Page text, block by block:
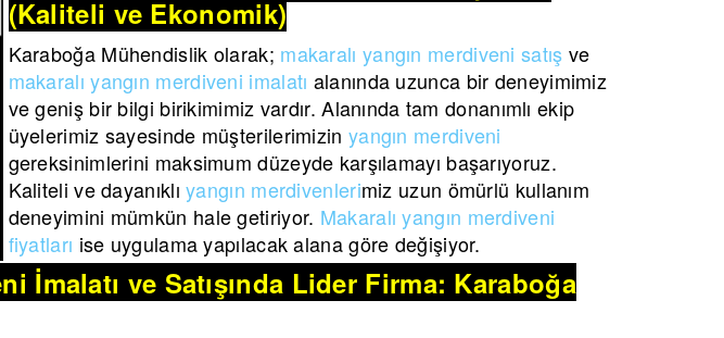
(Kaliteli ve Ekonomik)
Karaboğa Mühendislik olarak; makaralı yangın merdiveni satış ve
makaralı yangın merdiveni imalatı alanında uzunca bir deneyimimiz
ve geniş bir bilgi birikimimiz vardır. Alanında tam donanımlı ekip
üyelerimiz sayesinde müşterilerimizin yangın merdiveni
gereksinimlerini maksimum düzeyde karşılamayı başarıyoruz.
Kaliteli ve dayanıklıyangın merdivenlerimiz uzun ömürlü kullanım
deneyimini mümkün hale getiriyor. Makaralı yangın merdiveni
fiyatları ise uygulama yapılacak alana göre değişiyor.
İmalatı ve Satışında Lider Firma: Karaboğa